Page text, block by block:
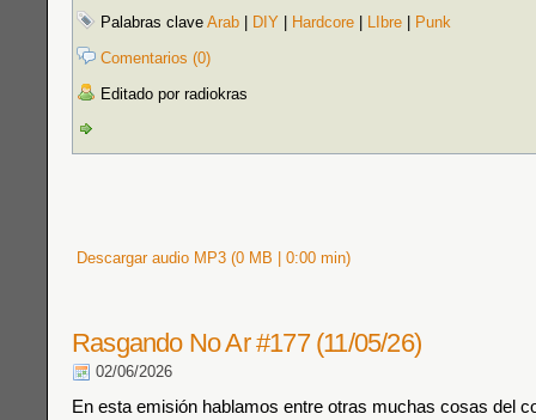
Palabras clave Arab DIY Hardcore LIbre
Punk
Comentarios (0)
Editado por radiokras
Descargar audio MP3 (0 MB | 0:00 min)
Rasgando No Ar #177 (11/05/26)
02/06/2026
En esta emisión hablamos entre otras muchas cosas del